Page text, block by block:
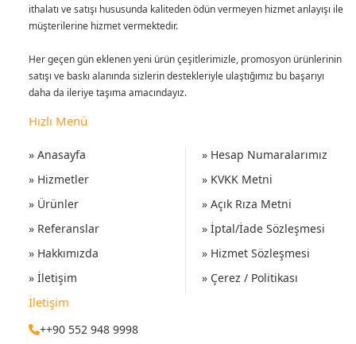
ithalatı ve satışı hususunda kaliteden ödün vermeyen hizmet anlayışı ile
müşterilerine hizmet vermektedir.
Her geçen gün eklenen yeni ürün çeşitlerimizle, promosyon ürünlerinin
satışı ve baskı alanında sizlerin destekleriyle ulaştığımız bu başarıyı
daha da ileriye taşıma amacındayız.
Hızlı Menü
» Anasayfa
» Hizmetler
» Ürünler
» Referanslar
» Hakkımızda
» İletişim
» Hesap Numaralarımız
» KVKK Metni
» Açık Rıza Metni
» İptal/İade Sözleşmesi
» Hizmet Sözleşmesi
» Çerez / Politikası
İletişim
++90 552 948 9998